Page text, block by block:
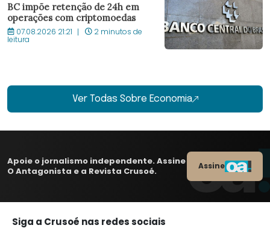
BC impõe retenção de 24h em
operações com criptomoedas
07.08.2026 21:21 2 minutos de
leitura
Ver Todas Sobre Economia
Apoie o jornalismo independente. Assine
O Antagonista e a Revista Crusoé.
Assine
Siga a Crusoé nas redes sociais